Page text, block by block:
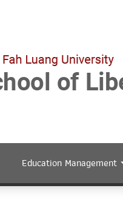
Education Management